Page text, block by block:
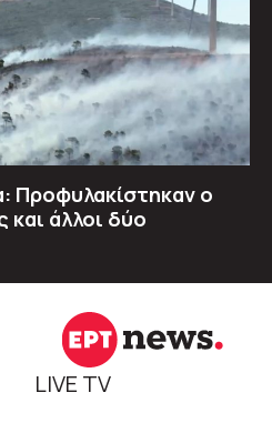
Προφυλακίστηκαν ο
και άλλοι δύο
LIVE TV